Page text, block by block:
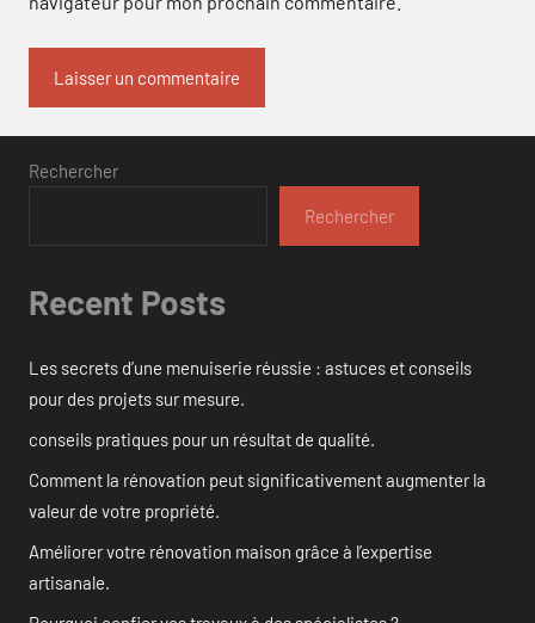
Rechercher
Rechercher
Recent Posts
Les secrets d’une menuiserie réussie : astuces et conseils
pour des projets sur mesure.
conseils pratiques pour un résultat de qualité.
Comment la rénovation peut significativement augmenter la
valeur de votre propriété.
Améliorer votre rénovation maison grâce à l’expertise
artisanale.